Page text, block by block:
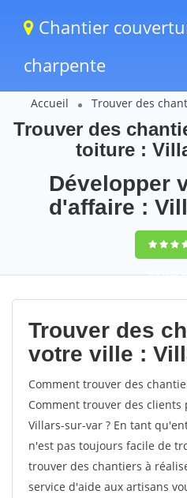
Chantier
charpente
Accueil Trouver des
Trouver des
toiture :
Développer
d'affaire :
9,5
votes
Trouver des
votre ville :
Comment trouver des
Comment trouver des
Villars-sur-var ? En tant
n'est pas toujours facile de
trouver des chantiers à
service d'aide aux artisans